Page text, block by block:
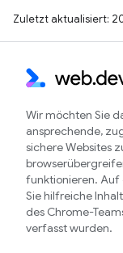
Zuletzt aktualisiert:
Wir möchten Sie
ansprechende,
sichere Websites
funktionieren. Auf
Sie hilfreiche
des Chrome-
verfasst wurden.